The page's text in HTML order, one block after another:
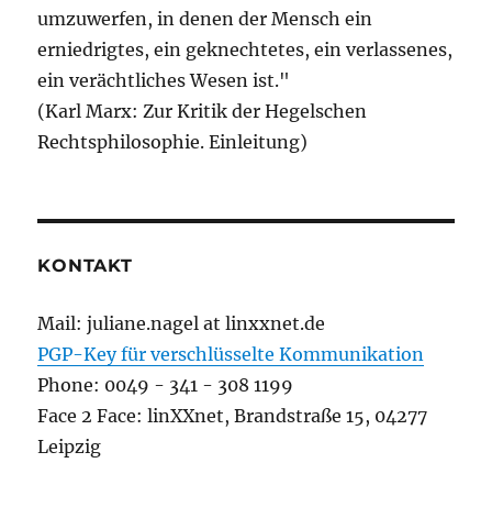
umzuwerfen, in denen der Mensch ein
erniedrigtes, ein geknechtetes, ein verlassenes,
ein verächtliches Wesen ist."
(Karl Marx: Zur Kritik der Hegelschen
Rechtsphilosophie. Einleitung)
KONTAKT
Mail: juliane.nagel at linxxnet.de
PGP-Key für verschlüsselte Kommunikation
Phone: 0049 - 341 - 308 1199
Face 2 Face: linXXnet, Brandstraße 15, 04277
Leipzig